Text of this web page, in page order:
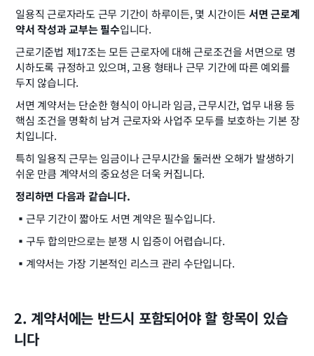
일용직 근로자라도 근무 기간이 하루이든, 몇 시간이든 서면 근로계
약서 작성과 교부는 필수입니다.
근로기준법 제17조는 모든 근로자에 대해 근로조건을 서면으로 명
시하도록 규정하고 있으며, 고용 형태나 근무 기간에 따른 예외를
두지 않습니다.
서면 계약서는 단순한 형식이 아니라 임금, 근무시간, 업무 내용 등
핵심 조건을 명확히 남겨 근로자와 사업주 모두를 보호하는 기본 장
치입니다.
특히 일용직 근무는 임금이나 근무시간을 둘러싼 오해가 발생하기
쉬운 만큼 계약서의 중요성은 더욱 커집니다.
정리하면 다음과 같습니다.
▪️ 근무 기간이 짧아도 서면 계약은 필수입니다.
▪️ 구두 합의만으로는 분쟁 시 입증이 어렵습니다.
▪️ 계약서는 가장 기본적인 리스크 관리 수단입니다.
2. 계약서에는 반드시 포함되어야 할 항목이 있습
니다